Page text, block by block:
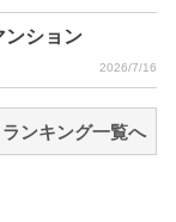
ンション
2026/7/16
ランキング一覧へ